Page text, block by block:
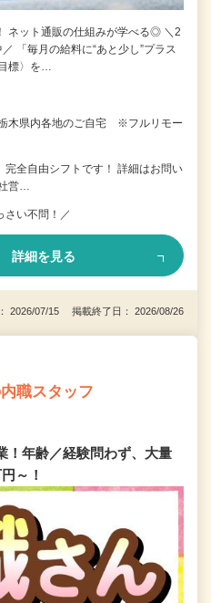
ネット通販の仕組みが学べる◎ ＼2
「毎月の給料に“あと少し”プラス
標〉を…
木県内各地のご自宅 ※フルリモー
完全自由シフトです！ 詳細はお問い
営…
さい不問！／
詳細を見る
2026/07/15 掲載終了日： 2026/08/26
職スタッフ
！年齢／経験問わず、大量
～！